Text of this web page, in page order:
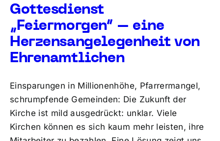
Gottesdienst
„Feiermorgen“ – eine
Herzensangelegenheit von
Ehrenamtlichen
Einsparungen in Millionenhöhe, Pfarrermangel,
schrumpfende Gemeinden: Die Zukunft der
Kirche ist mild ausgedrückt: unklar. Viele
Kirchen können es sich kaum mehr leisten, ihre